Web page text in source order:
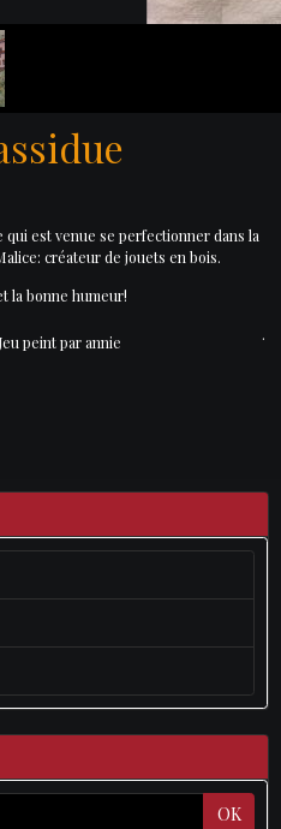
est venue se perfectionner dans la
créateur de jouets en bois.
la bonne humeur!
.
OK